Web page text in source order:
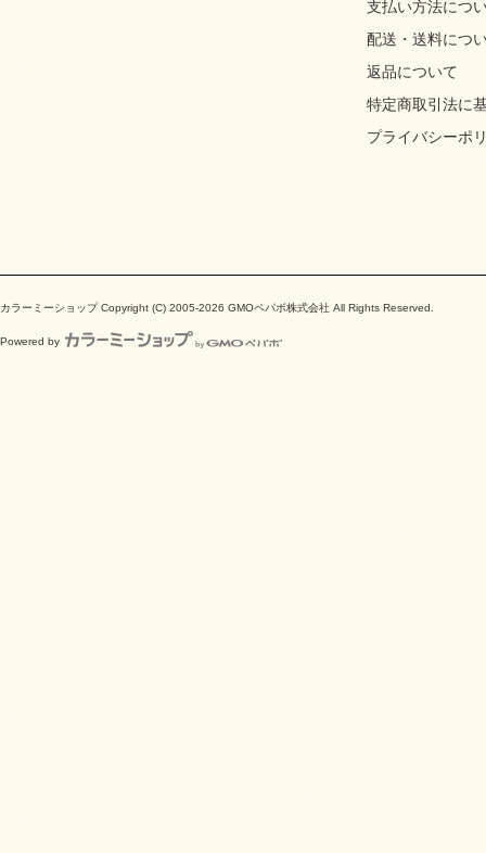
支払い方法につ
配送・送料につ
返品について
特定商取引法に
プライバシーポ
カラーミーショップCopyright (C) 2005-2026 GMOペパボ株式会社 All Rights Reserved.
Powered by